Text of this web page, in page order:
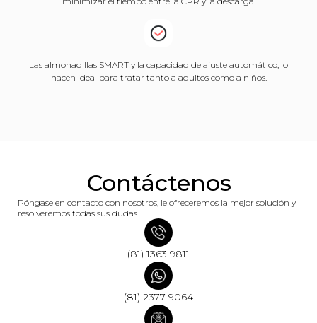
Las almohadillas SMART y la capacidad de ajuste automático, lo
hacen ideal para tratar tanto a adultos como a niños.
Contáctenos
Póngase en contacto con nosotros, le ofreceremos la mejor solución y
resolveremos todas sus dudas.
(81) 1363 9811
(81) 2377 9064